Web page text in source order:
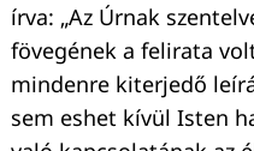
írva: „Az Úrnak
fövegének a felirata
mindenre kiterjedő
sem eshet kívül Isten